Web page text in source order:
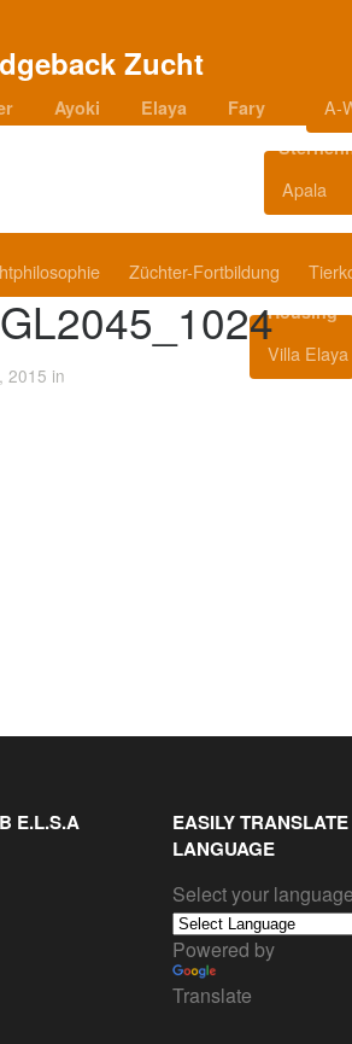
Ayoki Elaya Fary A-
Apala
Züchter-Fortbildung
Housing
Villa Elaya
2015 in
E.L.S.A
EASILY
LANGUAGE
Select your language
Powered by
Translate